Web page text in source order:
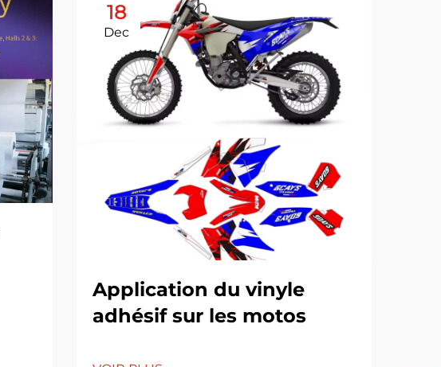
18
Dec
Application du vinyle
adhésif sur les motos